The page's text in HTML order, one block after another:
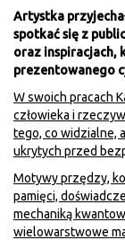
Artystka
spotkać się z
oraz inspiracjach,
prezentowanego
W swoich pracach
człowieka i
tego, co widzialne,
ukrytych przed
Motywy przędzy,
pamięci,
mechaniką
wielowarstwowe